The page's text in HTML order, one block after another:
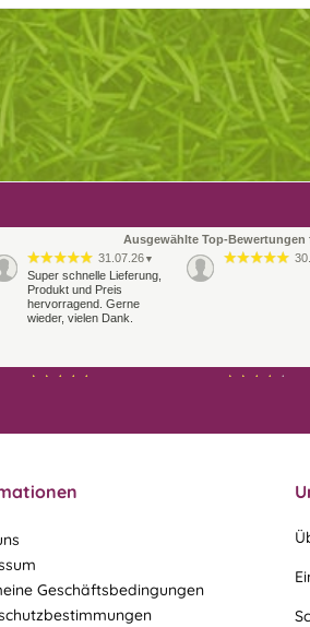
Ausgewählte Top-
31.07.26 ▼
Super schnelle Lieferung,
Produkt und Preis
hervorragend. Gerne
wieder, vielen Dank.
Geschäftsbedingungen